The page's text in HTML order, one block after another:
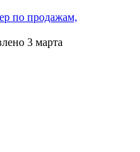
по продажам,
3 марта